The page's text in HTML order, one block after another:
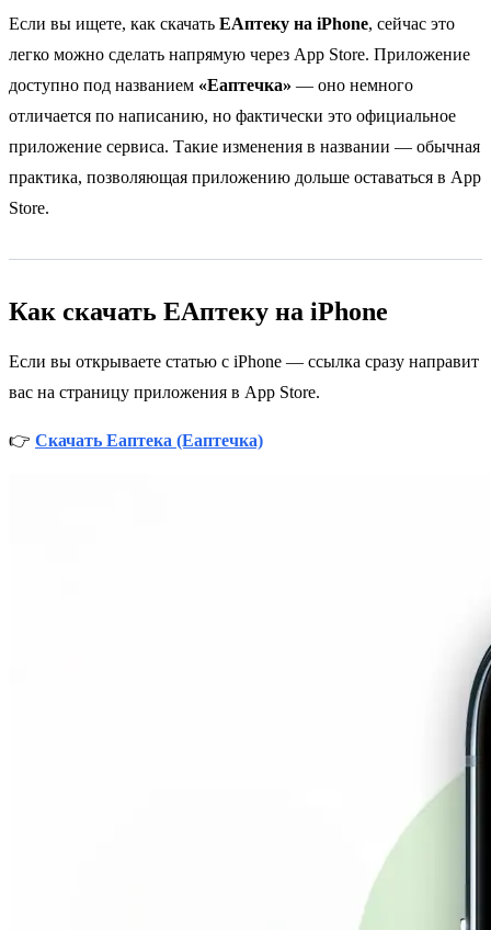
Если вы ищете, как скачать ЕАптеку на iPhone, сейчас это
легко можно сделать напрямую через App Store. Приложение
доступно под названием «Еаптечка» — оно немного
отличается по написанию, но фактически это официальное
приложение сервиса. Такие изменения в названии — обычная
практика, позволяющая приложению дольше оставаться в App
Store.
Как скачать ЕАптеку на iPhone
Если вы открываете статью с iPhone — ссылка сразу направит
вас на страницу приложения в App Store.
👉 Скачать Еаптека (Еаптечка)